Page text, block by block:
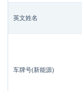
英文姓名
车牌号(新能源)